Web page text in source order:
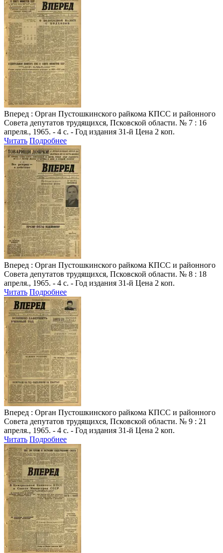
Вперед : Орган Пустошкинского райкома КПСС и районного
Совета депутатов трудящихся, Псковской области. № 7 : 16
апреля., 1965. - 4 с. - Год издания 31-й Цена 2 коп.
Читать Подробнее
Вперед : Орган Пустошкинского райкома КПСС и районного
Совета депутатов трудящихся, Псковской области. № 8 : 18
апреля., 1965. - 4 с. - Год издания 31-й Цена 2 коп.
Читать Подробнее
Вперед : Орган Пустошкинского райкома КПСС и районного
Совета депутатов трудящихся, Псковской области. № 9 : 21
апреля., 1965. - 4 с. - Год издания 31-й Цена 2 коп.
Читать Подробнее